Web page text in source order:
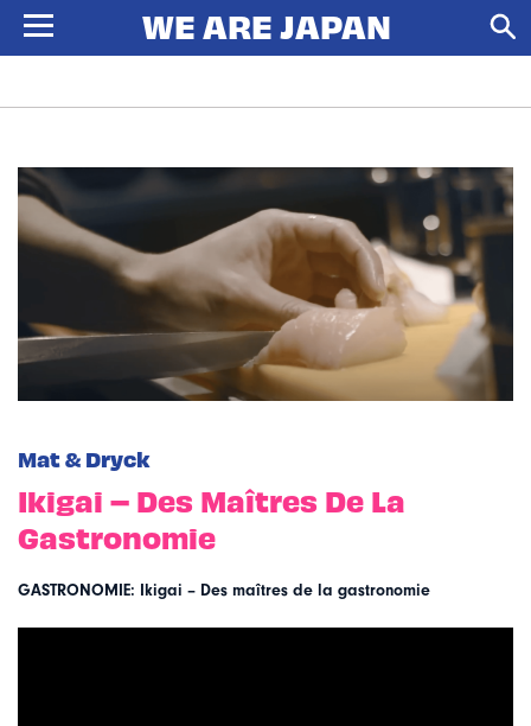
Mat & Dryck
Ikigai – Des Maîtres De La
Gastronomie
GASTRONOMIE: Ikigai – Des maîtres de la gastronomie